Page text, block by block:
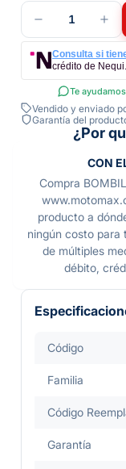
1
Consulta si
crédito de Nequi.
Te
Vendido y enviado
Garantía del
¿Por
CON
Compra
producto a
ningún costo para
de múltiples
débito,
Código
Familia
Código
Garantía